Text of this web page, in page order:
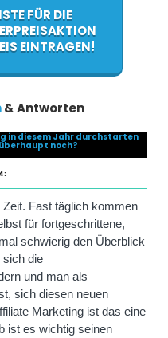
FÜR DIE
EINTRAGEN!
& Antworten
in diesem Jahr durchstarten
noch?
Fast täglich kommen
für fortgeschrittene,
schwierig den Überblick
sich die
und man als
sich diesen neuen
Marketing ist das eine
ist es wichtig seinen